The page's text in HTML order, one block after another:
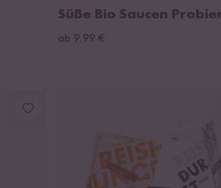
Süße Bio Saucen
ab 9,99 €